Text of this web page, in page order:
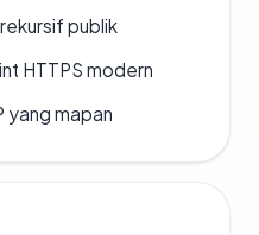
publik
HTTPS modern
yang mapan